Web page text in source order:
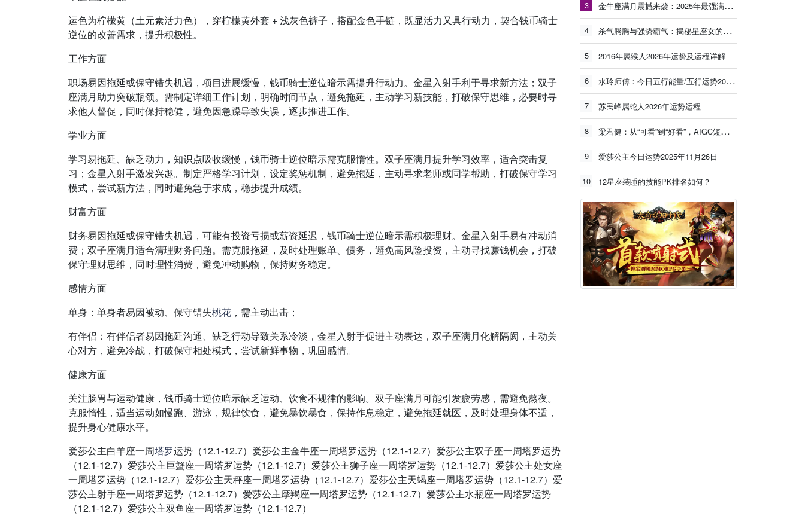
运色为柠檬黄（土元素活力色），穿柠檬黄外套 + 浅灰色裤子，搭配金色手链，既显活力又具行动力，契合钱币骑士
逆位的改善需求，提升积极性。
工作方面
职场易因拖延或保守错失机遇，项目进展缓慢，钱币骑士逆位暗示需提升行动力。金星入射手利于寻求新方法；双子
座满月助力突破瓶颈。需制定详细工作计划，明确时间节点，避免拖延，主动学习新技能，打破保守思维，必要时寻
求他人督促，同时保持稳健，避免因急躁导致失误，逐步推进工作。
学业方面
学习易拖延、缺乏动力，知识点吸收缓慢，钱币骑士逆位暗示需克服惰性。双子座满月提升学习效率，适合突击复
习；金星入射手激发兴趣。制定严格学习计划，设定奖惩机制，避免拖延，主动寻求老师或同学帮助，打破保守学习
模式，尝试新方法，同时避免急于求成，稳步提升成绩。
财富方面
财务易因拖延或保守错失机遇，可能有投资亏损或薪资延迟，钱币骑士逆位暗示需积极理财。金星入射手易有冲动消
费；双子座满月适合清理财务问题。需克服拖延，及时处理账单、债务，避免高风险投资，主动寻找赚钱机会，打破
保守理财思维，同时理性消费，避免冲动购物，保持财务稳定。
感情方面
单身：单身者易因被动、保守错失桃花 ，需主动出击；
有伴侣：有伴侣者易因拖延沟通、缺乏行动导致关系冷淡，金星入射手促进主动表达，双子座满月化解隔阂，主动关
心对方，避免冷战，打破保守相处模式，尝试新鲜事物，巩固感情。
健康方面
关注肠胃与运动健康，钱币骑士逆位暗示缺乏运动、饮食不规律的影响。双子座满月可能引发疲劳感，需避免熬夜。
克服惰性，适当运动如慢跑、游泳，规律饮食，避免暴饮暴食，保持作息稳定，避免拖延就医，及时处理身体不适，
提升身心健康水平。
爱莎公主白羊座一周塔罗运势（12.1-12.7）爱莎公主金牛座一周塔罗运势（12.1-12.7）爱莎公主双子座一周塔罗运势
（12.1-12.7）爱莎公主巨蟹座一周塔罗运势（12.1-12.7）爱莎公主狮子座一周塔罗运势（12.1-12.7）爱莎公主处女座
一周塔罗运势（12.1-12.7）爱莎公主天秤座一周塔罗运势（12.1-12.7）爱莎公主天蝎座一周塔罗运势（12.1-12.7）爱
莎公主射手座一周塔罗运势（12.1-12.7）爱莎公主摩羯座一周塔罗运势（12.1-12.7）爱莎公主水瓶座一周塔罗运势
（12.1-12.7）爱莎公主双鱼座一周塔罗运势（12.1-12.7）
3 金牛座满月震撼来袭：2025年最强满月能量冲击旧有模式，新的丰盛正在生长！
4 杀气腾腾与强势霸气：揭秘星座女的独特魅力
5 2016年属猴人2026年运势及运程详解
6 水玲师傅：今日五行能量/五行运势2025年11月17日
7 苏民峰属蛇人2026年运势运程
8 梁君健：从“可看”到“好看”，AIGC短剧要努力
9 爱莎公主今日运势2025年11月26日
10 12星座装睡的技能PK排名如何？